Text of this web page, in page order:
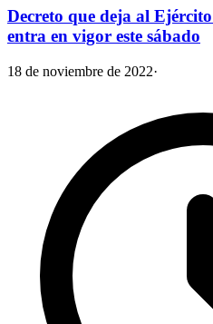
Decreto que deja al
entra en vigor este sábado
18 de noviembre de 2022·